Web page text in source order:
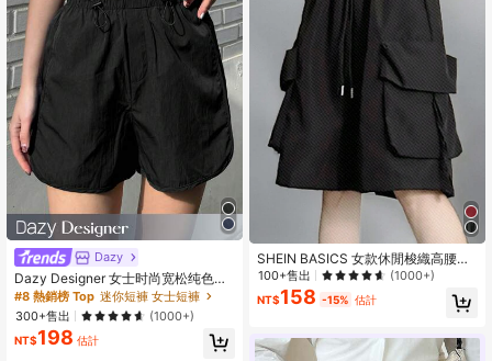
Dazy
Dazy Designer 女士时尚宽松纯色短
裤，腰部抽绳设计，夏季毛衣短裤
#8 熱銷榜 Top 迷你短褲 女士短褲
300+售出
(1000+)
NT$198 估計
SHEIN BASICS 女款休閒梭織高腰寬
腿百慕達短褲，附工裝口袋，黑色長
100+售出 (1000+)
NT$158 -15% 估計